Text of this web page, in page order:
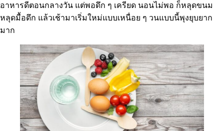
อาหารดีตอนกลางวัน แต่พอดึก ๆ เครียด นอนไม่พอ ก็หลุดขนม
หลุดมื้อดึก แล้วเช้ามาเริ่มใหม่แบบเหนื่อย ๆ วนแบบนี้พุงยุบยาก
มาก